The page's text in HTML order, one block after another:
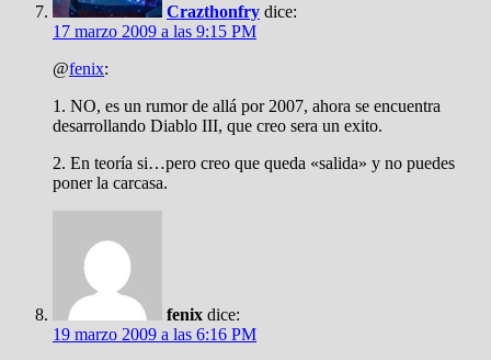
Crazthonfry dice:
17 marzo 2009 a las 9:15 PM
@fenix:
1. NO, es un rumor de allá por 2007, ahora se encuentra
desarrollando Diablo III, que creo sera un exito.
2. En teoría si…pero creo que queda «salida» y no puedes
poner la carcasa.
fenix dice:
19 marzo 2009 a las 6:16 PM